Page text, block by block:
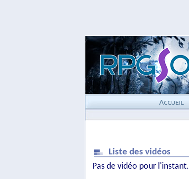
Liste des vidéos
Pas de vidéo pour l'instant.